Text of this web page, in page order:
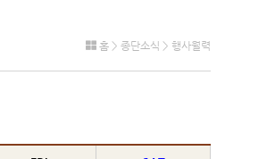
홈 > 종단소식 > 행사월력